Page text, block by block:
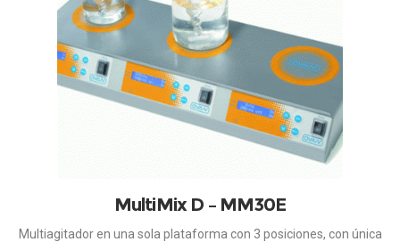
MultiMix D – MM30E
Multiagitador en una sola plataforma con 3 posiciones, con única